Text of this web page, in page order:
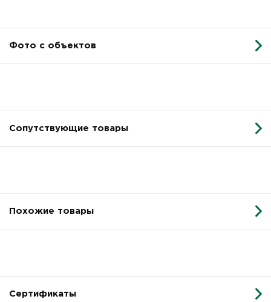
Фото с объектов
Сопутствующие товары
Похожие товары
Сертификаты